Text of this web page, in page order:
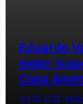
Eduardo
mejor
Copa
Jul 13, 2021